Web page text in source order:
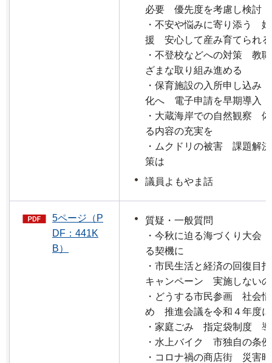
必要 優先度を考慮し検討
・不安や悩みに寄り添う
援 安心して産み育てられ
・不登校などへの対策 教
ざまな取り組み進める
・保育施設の入所申し込み
化へ 電子申請を早期導入
・大蔵海岸での自然観察
る内容の充実を
・ムクドリの被害 課題解
策は
議員よもやま話
5ページ（P
DF：441K
B）
質疑・一般質問
・今秋に迫る海づくり大会
る契機に
・市民生活と経済の回復目
キャンペーン 実施しない
・どうする市民参画 社会
め 推進会議を令和４年度
・家庭ごみ 指定袋制度 導
・水上バイク 市独自の条
・コロナ禍の商店街 災害